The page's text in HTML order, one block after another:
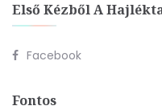
Első Kézből A
Facebook
Fontos